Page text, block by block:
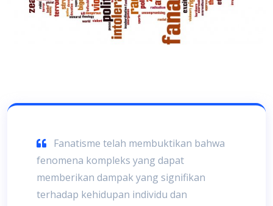
Fanatisme telah membuktikan bahwa
fenomena kompleks yang dapat
memberikan dampak yang signifikan
terhadap kehidupan individu dan